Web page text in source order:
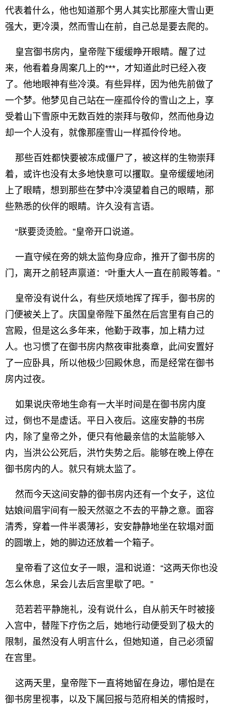
代表着什么，他也知道那个男人其实比那座大雪山更
强大，更冷漠，然而雪山在前，自己总是要去爬的。
皇宫御书房内，皇帝陛下缓缓睁开眼睛。醒了过
来，他看着身周案几上的***，才知道此时已经入夜
了。他地眼神有些冷漠。有些异样，因为他先前做了
一个梦。他梦见自己站在一座孤伶伶的雪山之上，享
受着山下雪原中无数百姓的崇拜与敬仰，然而他身边
却一个人没有，就像那座雪山一样孤伶伶地。
那些百姓都快要被冻成僵尸了，被这样的生物崇拜
着，或许也没有太多地快意可以攫取。皇帝缓缓地闭
上了眼睛，想到那些在梦中冷漠望着自己的眼睛，那
些熟悉的伙伴的眼睛。许久没有言语。
“朕要烫烫脸。”皇帝开口说道。
一直守候在旁的姚太监佝身应命，推开了御书房的
门，离开之前轻声禀道：“叶重大人一直在前殿等着。”
皇帝没有说什么，有些厌烦地挥了挥手，御书房的
门便被关上了。庆国皇帝陛下虽然在后宫里有自己的
宫殿，但是这么多年来，他勤于政事，加上精力过
人。也习惯了在御书房内熬夜审批奏章，此间安置好
了一应卧具，所以他极少回殿休息，而是经常在御书
房内过夜。
如果说庆帝地生命有一大半时间是在御书房内度
过，倒也不是虚话。平日入夜后。这座安静的书房
内，除了皇帝之外，便只有他最亲信的太监能够入
内，当洪公公死后，洪竹失势之后。能够在晚上停在
御书房内的人。就只有姚太监了。
然而今天这间安静的御书房内还有一个女子，这位
姑娘间眉宇间有一股天然驱之不去的平静之意。面容
清秀，穿着一件半裘薄衫，安安静静地坐在软塌对面
的圆墩上，她的脚边还放着一个箱子。
皇帝看了这位女子一眼，温和说道：“这两天你也没
怎么休息，呆会儿去后宫里歇了吧。”
范若若平静施礼，没有说什么，自从前天午时被接
入宫中，替陛下疗伤之后，她地行动便受到了极大的
限制，虽然没有人明言什么，但她知道，自己必须留
在宫里。
这两天里，皇帝陛下一直将她留在身边，哪怕是在
御书房里视事，以及下属回报与范府相关的情报时，